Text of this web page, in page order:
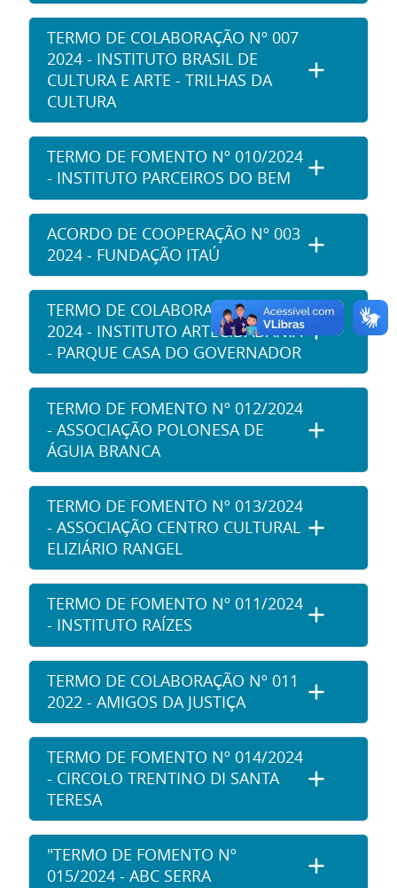
TERMO DE COLABORAÇÃO Nº 007
2024 - INSTITUTO BRASIL DE
CULTURA E ARTE - TRILHAS DA
CULTURA
TERMO DE FOMENTO Nº 010/2024
- INSTITUTO PARCEIROS DO BEM
ACORDO DE COOPERAÇÃO Nº 003
2024 - FUNDAÇÃO ITAÚ
TERMO DE COLABORAÇÃO Nº 008
2024 - INSTITUTO ARTECIDADANIA
- PARQUE CASA DO GOVERNADOR
TERMO DE FOMENTO Nº 012/2024
- ASSOCIAÇÃO POLONESA DE
ÁGUIA BRANCA
TERMO DE FOMENTO Nº 013/2024
- ASSOCIAÇÃO CENTRO CULTURAL
ELIZIÁRIO RANGEL
TERMO DE FOMENTO Nº 011/2024
- INSTITUTO RAÍZES
TERMO DE COLABORAÇÃO Nº 011
2022 - AMIGOS DA JUSTIÇA
TERMO DE FOMENTO Nº 014/2024
- CIRCOLO TRENTINO DI SANTA
TERESA
"TERMO DE FOMENTO Nº
015/2024 - ABC SERRA